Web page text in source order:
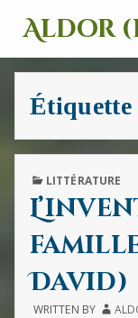
Aldor
Un
site
avec
des
des
images
et
des
sons
Étiquette
PUBLISHED
LITTÉRATURE
David)
WRITTEN BY